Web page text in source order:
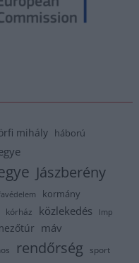
mihály háború
Jászberény
kormány
kórház közlekedés lmp
máv
rendőrség sport